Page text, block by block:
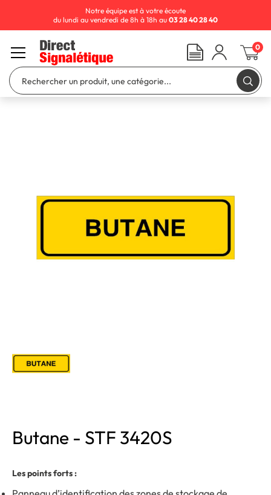
Butane - STF 3420S
Les points forts :
Notre équipe est à votre écoute
du lundi au vendredi de 8h à 18h au 03 28 40 28 40
0